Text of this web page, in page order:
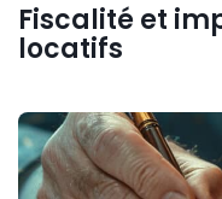
Fiscalité et
locatifs